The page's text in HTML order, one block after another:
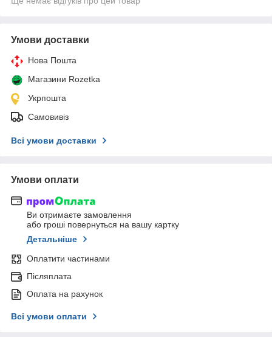
Умови доставки
Нова Пошта
Магазини Rozetka
Укрпошта
Самовивіз
Всі умови доставки
Умови оплати
Ви отримаєте замовлення
або гроші повернуться на вашу картку
Детальніше
Оплатити частинами
Післяплата
Оплата на рахунок
Всі умови оплати